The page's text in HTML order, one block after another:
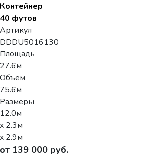
Контейнер
40 футов
Артикул
DDDU5016130
Площадь
27.6м
Объем
75.6м
Размеры
12.0м
x 2.3м
x 2.9м
от 139 000 руб.